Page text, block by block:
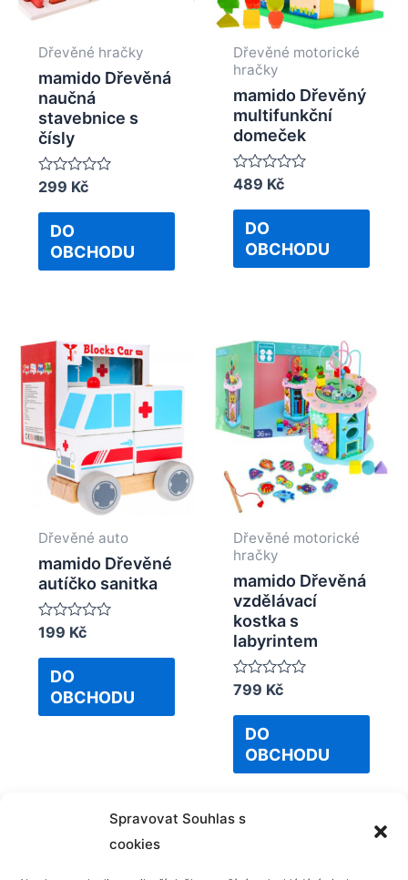
Spravovat Souhlas s
cookies
Dřevěné hračky
mamido Dřevěná
naučná
stavebnice s
čísly
Rated
out
299 Kč
DO
OBCHODU
Dřevěné motorické
hračky
mamido Dřevěný
multifunkční
domeček
Rated
out
489 Kč
DO
OBCHODU
Dřevěné auto
mamido Dřevěné
autíčko sanitka
Rated
out
199 Kč
DO
OBCHODU
Dřevěné motorické
hračky
mamido Dřevěná
vzdělávací
kostka s
labyrintem
Rated
out
799 Kč
DO
OBCHODU